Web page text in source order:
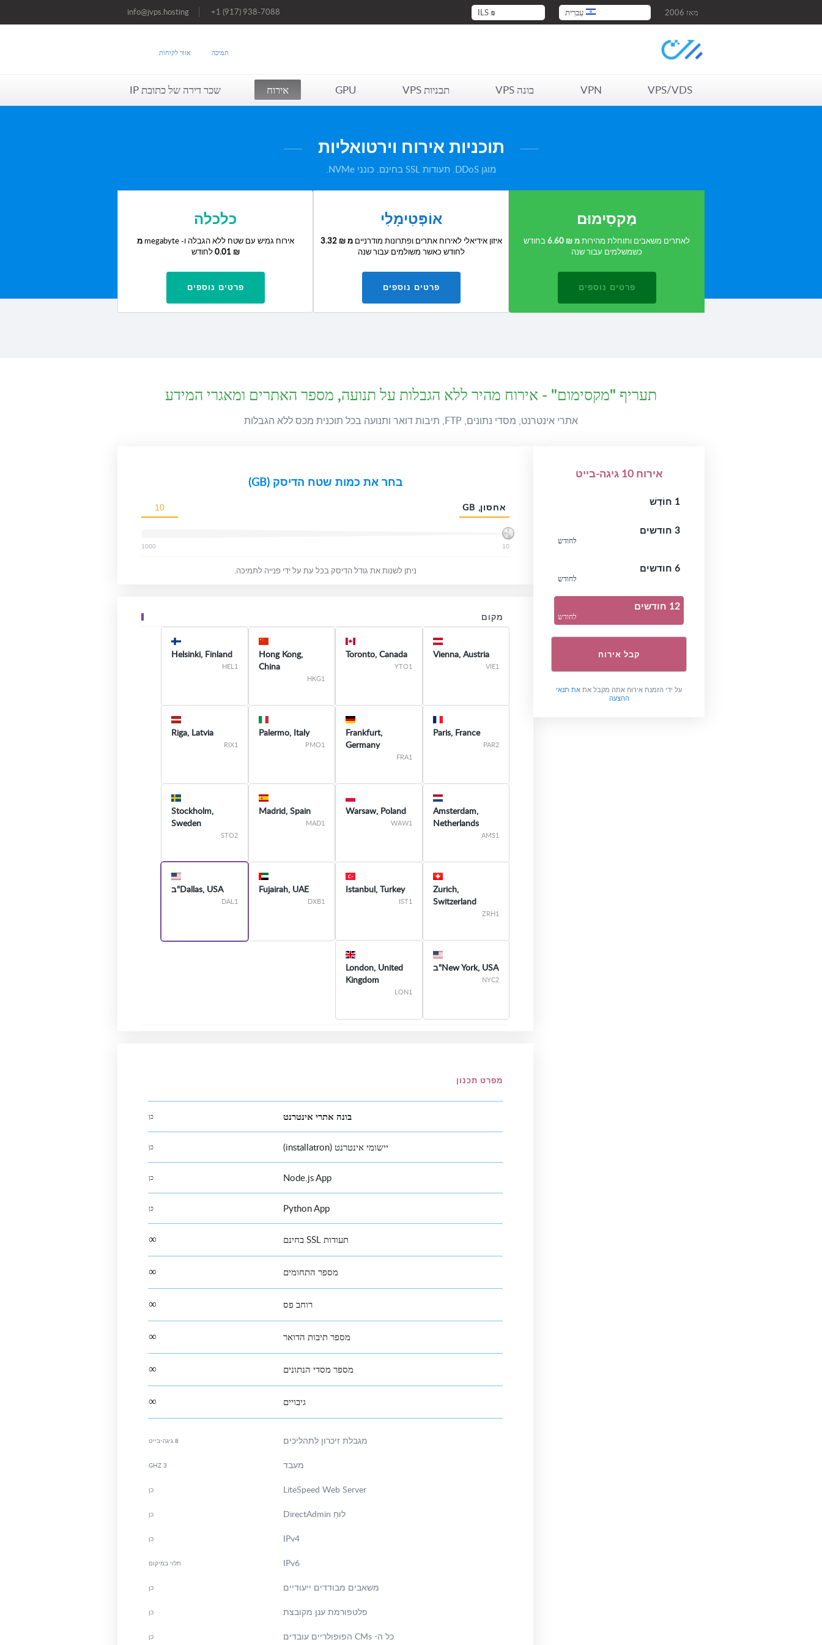
מאז 2006 עִברִית ₪
ILS
info@jvps.hosting +1 (917) 938-7088
תמיכה אזור לקוחות
VPS/VDS
VPN בונה VPS תבניות VPS GPU אירוח שכר דירה של כתובת IP
תוכניות אירוח וירטואליות
מוגן DDoS. תעודות SSL בחינם. כונני NVMe.
מַקסִימוּם
לאתרים משאבים ותוחלת מהירותמ6.60 ₪בחודש
כשמשלמים עבור שנה
פרטים נוספים
אוֹפְּטִימָלִי
איזון אידיאלי לאירוח אתרים ופתרונות מודרנייםמ3.32 ₪
לחודש כאשר משולמים עבור שנה
פרטים נוספים
כלכלה
אירוח גמיש עם שטח ללא הגבלה ו- megabyte
מ
0.01 ₪לחודש
פרטים נוספים
תעריף "מקסימום" - אירוח מהיר ללא הגבלות על תנועה, מספר האתרים ומאגרי המידע
אתרי אינטרנט, מסדי נתונים, FTP, תיבות דואר ותנועה בכל תוכנית מכס ללא הגבלות
בחר את כמות שטח הדיסק (GB)
אחסון, GB
10
1000
ניתן לשנות את גודל הדיסק בכל עת על ידי פנייה לתמיכה.
מקום
Vienna, Austria
VIE1
Toronto, Canada
YTO1
Hong Kong,
China
HKG1
Helsinki, Finland
HEL1
Paris, France
PAR2
Frankfurt,
Germany
FRA1
Palermo, Italy
PMO1
Riga, Latvia
RIX1
Amsterdam,
Netherlands
AMS1
Warsaw, Poland
WAW1
Madrid, Spain
MAD1
Stockholm,
Sweden
STO2
Zurich,
Switzerland
ZRH1
Istanbul, Turkey
IST1
Fujairah, UAE
DXB1
Dallas, USA"ב
DAL1
New York, USA"ב
NYC2
London, United
Kingdom
LON1
מפרט תכנון
בונה אתרי אינטרנט כן
יישומי אינטרנט (installatron) כן
Node.js App כן
Python App כן
תעודות SSL בחינם ∞
מספר התחומים ∞
רוחב פס ∞
מספר תיבות הדואר ∞
מספר מסדי הנתונים ∞
גיבויים ∞
מגבלת זיכרון לתהליכים 8 גיגה-בייט
מעבד 3 GHZ
LiteSpeed Web Server כן
לוּחַ DirectAdmin כן
IPv4 כן
IPv6 תלוי במיקום
משאבים מבודדים ייעודיים כן
פלטפורמת ענן מקובצת כן
כל ה- CMs הפופולריים עובדים כן
אירוח10 גיגה-בייט
1 חוֹדֶשׁ
3 חודשים
לחודש
6 חודשים
לחודש
12 חודשים
לחודש
קבל אירוח
על ידי הזמנת אירוח אתה מקבל את את תנאי
ההצעה